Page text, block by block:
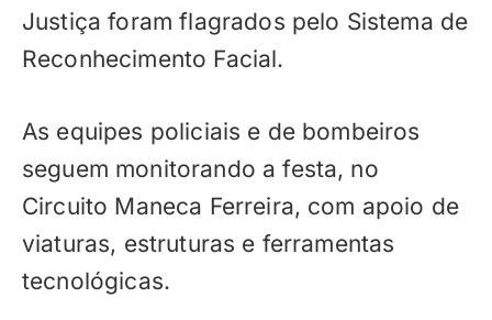
Justiça foram flagrados pelo Sistema de
Reconhecimento Facial.
As equipes policiais e de bombeiros
seguem monitorando a festa, no
Circuito Maneca Ferreira, com apoio de
viaturas, estruturas e ferramentas
tecnológicas.